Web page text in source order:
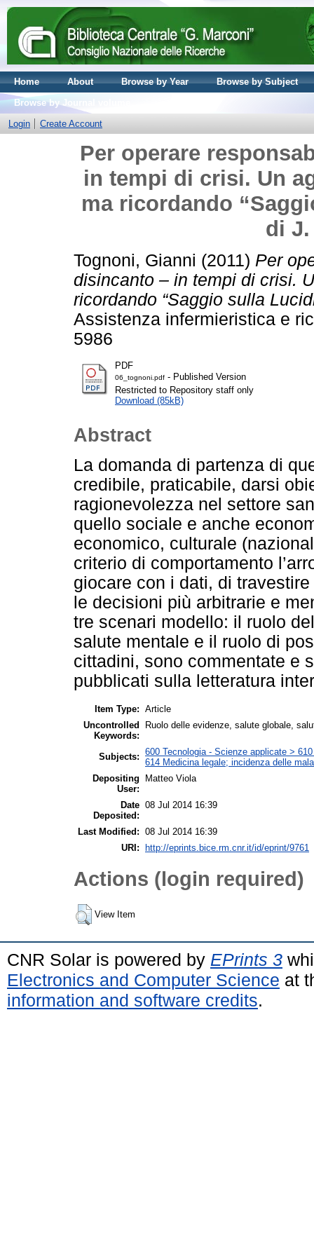
Home About Browse by Year
Browse by Subject
Browse by Journal volume
Login
Create Account
Per operare
in tempi di crisi. Un
ma ricordando
di J.
Tognoni, Gianni (2011) Per
disincanto – in tempi di crisi.
ricordando “Saggio sulla
Assistenza infermieristica e
5986
PDF
06_tognoni.pdf - Published Version
Restricted to Repository staff only
Download (85kB)
Abstract
La domanda di partenza di
credibile, praticabile, darsi
ragionevolezza nel settore
quello sociale e anche
economico, culturale
criterio di comportamento
giocare con i dati, di
le decisioni più arbitrarie e
tre scenari modello: il ruolo
salute mentale e il ruolo di
cittadini, sono commentate e
pubblicati sulla letteratura
Item Type: Article
Uncontrolled
Keywords:
Ruolo delle evidenze, salute globale,
Subjects: 600 Tecnologia - Scienze applicate >
614 Medicina legale; incidenza delle
Depositing
User:
Matteo Viola
Date
Deposited:
08 Jul 2014 16:39
Last Modified: 08 Jul 2014 16:39
URI:
http://eprints.bice.rm.cnr.it/id/eprint/9761
Actions (login required)
View Item
CNR Solar is powered by EPrints 3
Electronics and Computer Science at
information and software credits.